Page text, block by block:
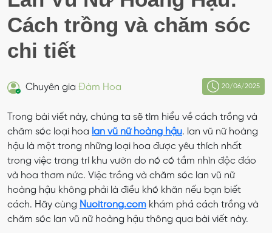
Cách trồng và chăm sóc
chi tiết
Chuyên gia Đàm Hoa 20/06/2025
Trong bài viết này, chúng ta sẽ tìm hiểu về cách trồng và
chăm sóc loại hoa lan vũ nữ hoàng hậu. lan vũ nữ hoàng
hậu là một trong những loại hoa được yêu thích nhất
trong việc trang trí khu vườn do nó có tầm nhìn độc đáo
và hoa thơm nức. Việc trồng và chăm sóc lan vũ nữ
hoàng hậu không phải là điều khó khăn nếu bạn biết
cách. Hãy cùng Nuoitrong.com khám phá cách trồng và
chăm sóc lan vũ nữ hoàng hậu thông qua bài viết này.